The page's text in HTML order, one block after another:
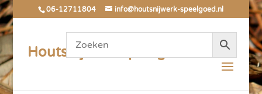
06-12711804 info@houtsnijwerk-speelgoed.nl
Houtsnijwerk Speelgoed